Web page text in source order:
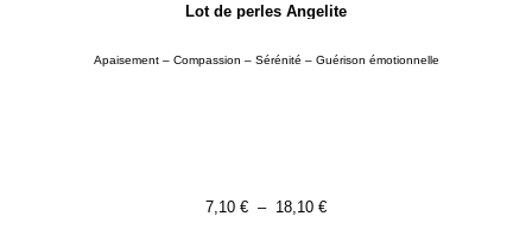
Lot de perles Angelite
Apaisement – Compassion – Sérénité – Guérison émotionnelle
7,10 € – 18,10 €